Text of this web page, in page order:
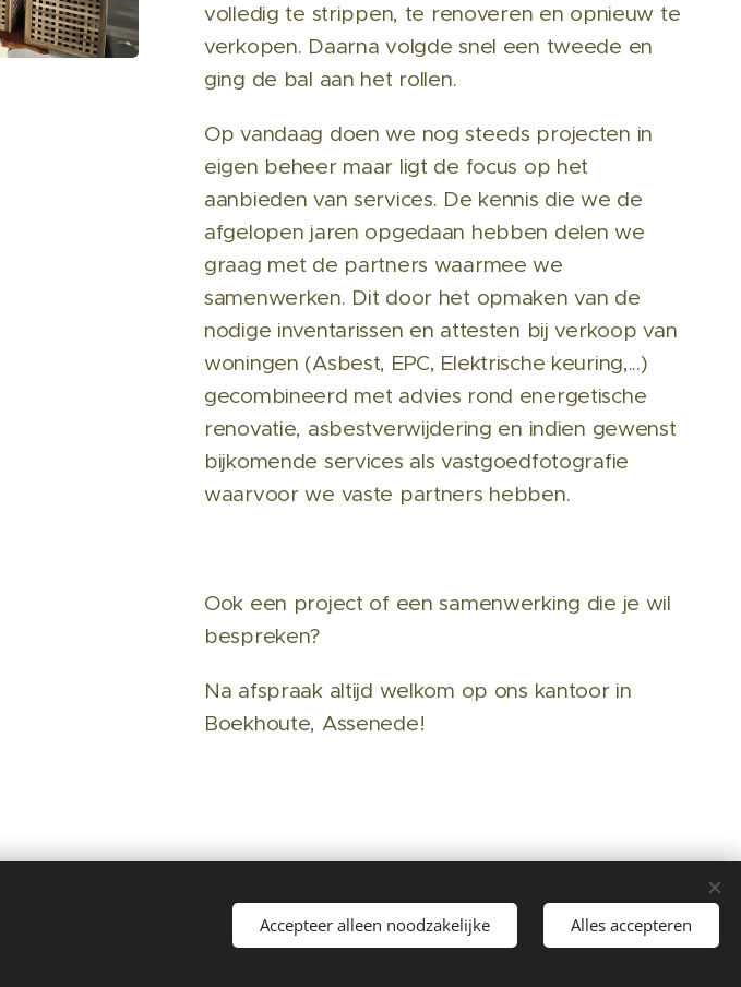
volledig te strippen, te renoveren en opnieuw te
verkopen. Daarna volgde snel een tweede en
ging de bal aan het rollen.
Op vandaag doen we nog steeds projecten in
eigen beheer maar ligt de focus op het
aanbieden van services. De kennis die we de
afgelopen jaren opgedaan hebben delen we
graag met de partners waarmee we
samenwerken. Dit door het opmaken van de
nodige inventarissen en attesten bij verkoop van
woningen (Asbest, EPC, Elektrische keuring,...)
gecombineerd met advies rond energetische
renovatie, asbestverwijdering en indien gewenst
bijkomende services als vastgoedfotografie
waarvoor we vaste partners hebben.
Ook een project of een samenwerking die je wil
bespreken?
Na afspraak altijd welkom op ons kantoor in
Boekhoute, Assenede!
Accepteer alleen noodzakelijke Alles accepteren